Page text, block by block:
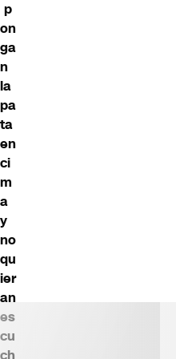
p
on
ga
n
la
pa
ta
en
ci
m
a
y
no
qu
ier
an
es
cu
ch